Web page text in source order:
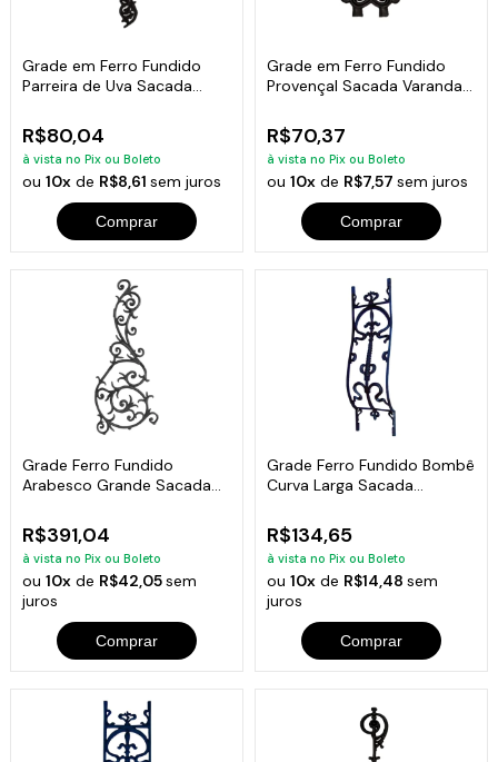
Grade em Ferro Fundido
Parreira de Uva Sacada
R$80,04
à vista no Pix ou Boleto
ou10x de R$8,61sem juros
Comprar
Grade em Ferro Fundido
Provençal Sacada Varanda
R$70,37
à vista no Pix ou Boleto
ou 10xde R$7,57 sem juros
Comprar
Grade Ferro Fundido
Arabesco Grande Sacada
R$391,04
à vista no Pix ou Boleto
ou10x de R$42,05sem
juros
Comprar
Grade Ferro Fundido Bombê
Curva Larga Sacada
R$134,65
à vista no Pix ou Boleto
ou 10xde R$14,48 sem
juros
Comprar